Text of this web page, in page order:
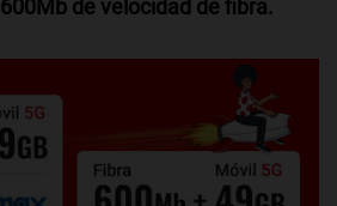
600Mb de velocidad de fibra.